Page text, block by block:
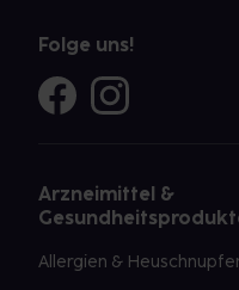
Folge uns!
Arzneimittel &
Allergien &